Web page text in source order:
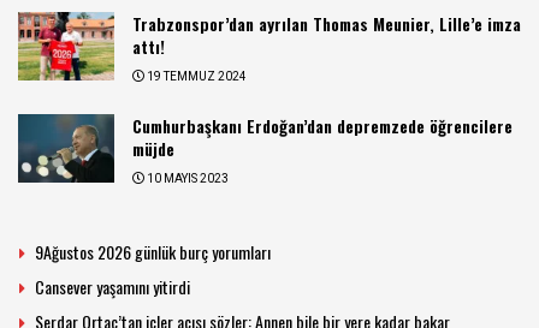
Trabzonspor’dan ayrılan Thomas Meunier, Lille’e imza
attı!
19 TEMMUZ 2024
Cumhurbaşkanı Erdoğan’dan depremzede öğrencilere
müjde
10 MAYIS 2023
9Ağustos 2026 günlük burç yorumları
Cansever yaşamını yitirdi
Serdar Ortaç’tan içler acısı sözler: Annen bile bir yere kadar bakar